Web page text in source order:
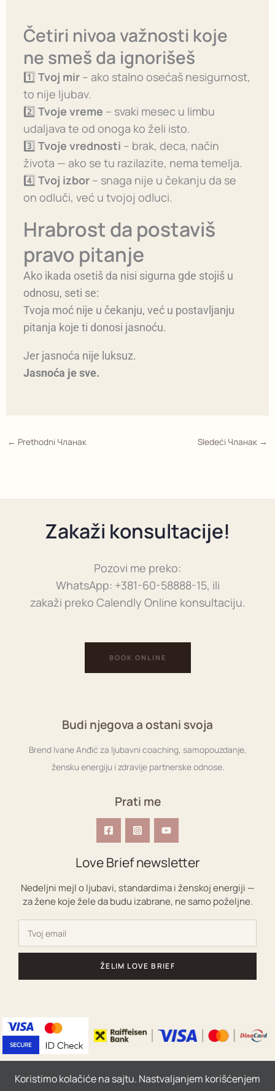
Četiri nivoa važnosti koje
ne smeš da ignorišeš
1️⃣ Tvoj mir– ako stalno osećaš nesigurnost,
to nije ljubav.
2️⃣ Tvoje vreme – svaki mesec u limbu
udaljava te od onoga ko želi isto.
3️⃣ Tvoje vrednosti – brak, deca, način
života — ako se tu razilazite, nema temelja.
4️⃣ Tvoj izbor– snaga nije u čekanju da se
on odluči, već u tvojoj odluci.
Hrabrost da postaviš
pravo pitanje
Ako ikada osetiš da nisi sigurna gde stojiš u
odnosu, seti se:
Tvoja moć nije u čekanju, već u postavljanju
pitanja koje ti donosi jasnoću.
Jer jasnoća nije luksuz.
Jasnoća je sve.
← Prethodni Чланак Sledeći Чланак →
Zakaži konsultacije!
Pozovi me preko:
WhatsApp: +381-60-58888-15, ili
zakaži preko Calendly Online konsultaciju.
BOOK ONLINE
Budi njegova a ostani svoja
Brend Ivane Anđić za ljubavni coaching, samopouzdanje,
žensku energiju i zdravije partnerske odnose.
Prati me
Love Brief newsletter
Nedeljni mejl o ljubavi, standardima i ženskoj energiji —
za žene koje žele da budu izabrane, ne samo poželjne.
ŽELIM LOVE BRIEF
žene|
Koristimo kolačiće na sajtu. Nastvaljanjem korišćenjem